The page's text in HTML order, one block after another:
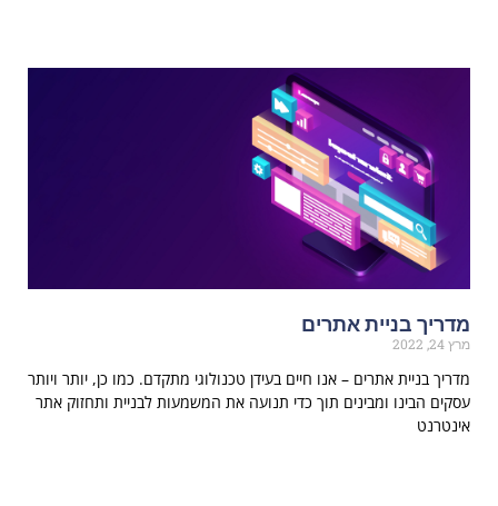
מדריך בניית אתרים
מרץ 24, 2022
מדריך בניית אתרים – אנו חיים בעידן טכנולוגי מתקדם. כמו כן, יותר ויותר
עסקים הבינו ומבינים תוך כדי תנועה את המשמעות לבניית ותחזוק אתר
אינטרנט